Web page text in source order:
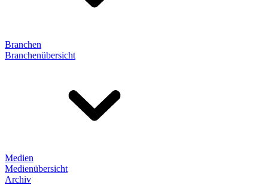
Branchen
Branchenübersicht
Medien
Medienübersicht
Archiv